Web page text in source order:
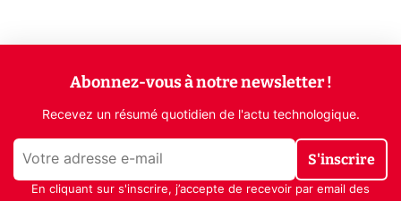
Abonnez-vous à notre newsletter !
Recevez un résumé quotidien de l'actu technologique.
S'inscrire
En cliquant sur s'inscrire, j’accepte de recevoir par email des